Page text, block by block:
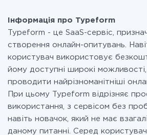
при необхідності. Детальніше про
Інформація про Typeform
Typeform - це SaaS-сервіс,
створення онлайн-опитувань.
користувач використовує
йому доступні широкі
проводити найрізноманітніші
При цьому Typeform відрізняє
використання, з сервісом без
навіть новачок, який не має
даному питанні. Серед